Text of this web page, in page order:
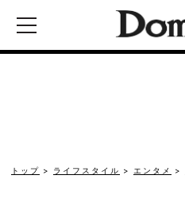
トップ ライフスタイル エンタメ